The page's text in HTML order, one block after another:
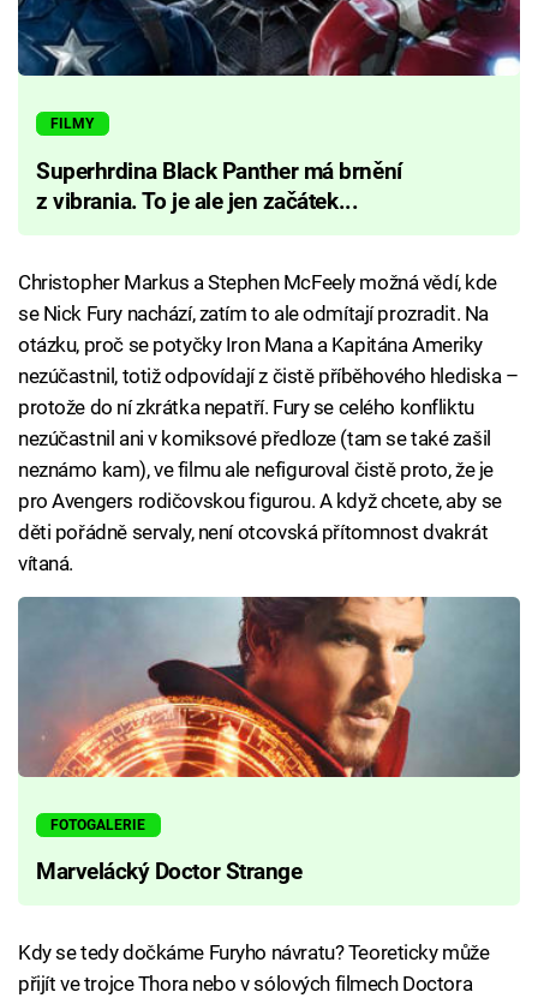
FILMY
Superhrdina Black Panther má brnění
z vibrania. To je ale jen začátek...
Christopher Markus a Stephen McFeely možná vědí, kde
se Nick Fury nachází, zatím to ale odmítají prozradit. Na
otázku, proč se potyčky Iron Mana a Kapitána Ameriky
nezúčastnil, totiž odpovídají z čistě příběhového hlediska –
protože do ní zkrátka nepatří. Fury se celého konfliktu
nezúčastnil ani v komiksové předloze (tam se také zašil
neznámo kam), ve filmu ale nefiguroval čistě proto, že je
pro Avengers rodičovskou figurou. A když chcete, aby se
děti pořádně servaly, není otcovská přítomnost dvakrát
vítaná.
FOTOGALERIE
Marvelácký Doctor Strange
Kdy se tedy dočkáme Furyho návratu? Teoreticky může
přijít ve trojce Thora nebo v sólových filmech Doctora